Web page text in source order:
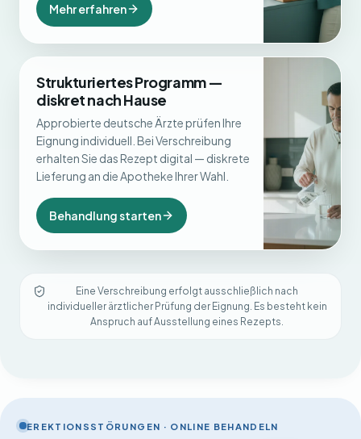
Mehr erfahren
Strukturiertes Programm —
diskret nach Hause
Approbierte deutsche Ärzte prüfen Ihre
Eignung individuell. Bei Verschreibung
erhalten Sie das Rezept digital — diskrete
Lieferung an die Apotheke Ihrer Wahl.
Behandlung starten
Eine Verschreibung erfolgt ausschließlich nach
individueller ärztlicher Prüfung der Eignung. Es besteht kein
Anspruch auf Ausstellung eines Rezepts.
EREKTIONSSTÖRUNGEN · ONLINE BEHANDELN